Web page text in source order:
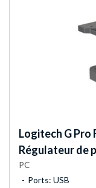
Logitech GPro
Régulateur de
PC
Ports: USB